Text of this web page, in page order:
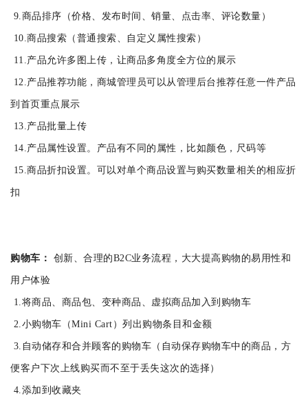
9.商品排序（价格、发布时间、销量、点击率、评论数量）
10.商品搜索（普通搜索、自定义属性搜索）
11.产品允许多图上传，让商品多角度全方位的展示
12.产品推荐功能，商城管理员可以从管理后台推荐任意一件产品
到首页重点展示
13.产品批量上传
14.产品属性设置。产品有不同的属性，比如颜色，尺码等
15.商品折扣设置。可以对单个商品设置与购买数量相关的相应折
扣
购物车： 创新、合理的B2C业务流程，大大提高购物的易用性和
用户体验
1.将商品、商品包、变种商品、虚拟商品加入到购物车
2.小购物车（Mini Cart）列出购物条目和金额
3.自动储存和合并顾客的购物车（自动保存购物车中的商品，方
便客户下次上线购买而不至于丢失这次的选择）
4.添加到收藏夹